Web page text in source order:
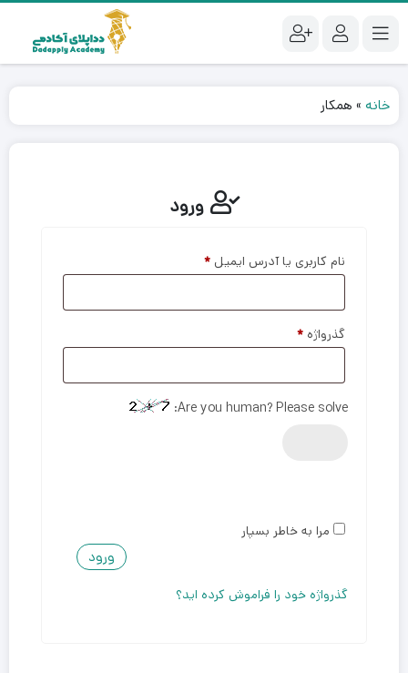
خانه » همکار
ورود
نام کاربری یا آدرس ایمیل *
گذرواژه *
Are you human? Please solve:
مرا به خاطر بسپار
ورود
گذرواژه خود را فراموش کرده اید؟